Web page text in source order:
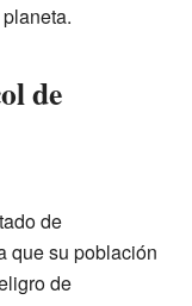
de
de
que su población
de